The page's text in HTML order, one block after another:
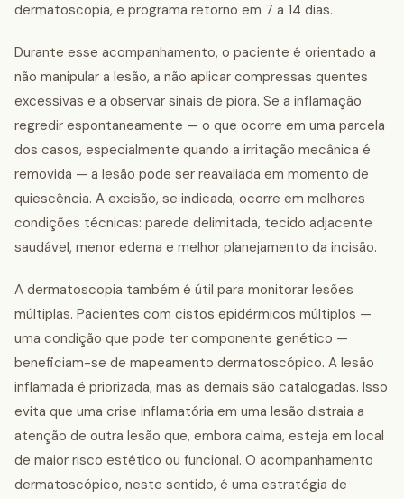
dermatoscopia, e programa retorno em 7 a 14 dias.
Durante esse acompanhamento, o paciente é orientado a
não manipular a lesão, a não aplicar compressas quentes
excessivas e a observar sinais de piora. Se a inflamação
regredir espontaneamente — o que ocorre em uma parcela
dos casos, especialmente quando a irritação mecânica é
removida — a lesão pode ser reavaliada em momento de
quiescência. A excisão, se indicada, ocorre em melhores
condições técnicas: parede delimitada, tecido adjacente
saudável, menor edema e melhor planejamento da incisão.
A dermatoscopia também é útil para monitorar lesões
múltiplas. Pacientes com cistos epidérmicos múltiplos —
uma condição que pode ter componente genético —
beneficiam-se de mapeamento dermatoscópico. A lesão
inflamada é priorizada, mas as demais são catalogadas. Isso
evita que uma crise inflamatória em uma lesão distraia a
atenção de outra lesão que, embora calma, esteja em local
de maior risco estético ou funcional. O acompanhamento
dermatoscópico, neste sentido, é uma estratégia de